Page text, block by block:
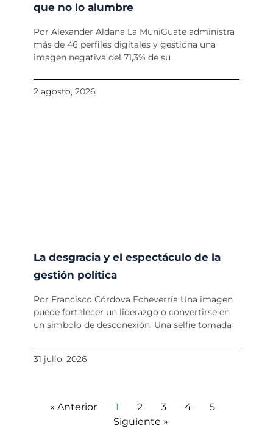
que no lo alumbre
Por Alexander Aldana La MuniGuate administra
más de 46 perfiles digitales y gestiona una
imagen negativa del 71,3% de su
2 agosto, 2026
La desgracia y el espectáculo de la
gestión política
Por Francisco Córdova Echeverría Una imagen
puede fortalecer un liderazgo o convertirse en
un símbolo de desconexión. Una selfie tomada
31 julio, 2026
« Anterior 1 2 3 4
5
Siguiente »